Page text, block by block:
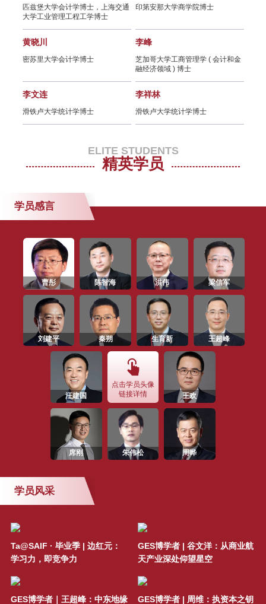
匹兹堡大学会计学博士，上海交通
大学工业管理工程工学博士
印第安那大学商学院博士
黄晓川
密苏里大学会计学博士
李峰
芝加哥大学工商管理学 ( 会计和金
融经济领域 ) 博士
李文连
滑铁卢大学统计学博士
李祥林
滑铁卢大学统计学博士
ELITE STUDENTS
精英学员
学员感言
曹彤 陈智海 洪伟 梁信军
刘建平 秦朔 生育新 王超峰
汪建国
点击学员头像
链接详情
王欢
席刚 朱伟松 周晔
学员风采
Ta@SAIF · 毕业季 | 边红元：
学习力，即竞争力
GES博学者 | 谷文洋：从商业航
天产业深处仰望星空
GES博学者｜王超峰：中东地缘 GES博学者 | 周维：执资本之钥
活动邀请 | SAIF文化创意产业领军
论坛（6月23日/上海）
SAIF EMBA/EE/DBA 招生说明会
（上海/6月27日）
海）
说明会（上海/4月20日）
SAIF 金融E沙龙 | 阿里巴巴复杂科
学研究中心主任讲述信息经济（2月
28日/上海）
SAIF金融E沙龙 | 价值投资-穿越时
间的河流与伟大企业共成长（1月
13日/上海）
SAIF金融E沙龙 | 中国商业文明中
的“深圳现象”-11月16日/深圳
SAIF金融E沙龙 |“用数据揭示趋
势，用逻辑寻找机会”—10月16日/
SAIF深圳金融峰会 —“产融引领发
SAIF金融E沙龙 | 智取灰犀牛：社
会价值驱动的资本市场风控之道！
活动邀请 | SAIF EMBA/EE/DBA 7